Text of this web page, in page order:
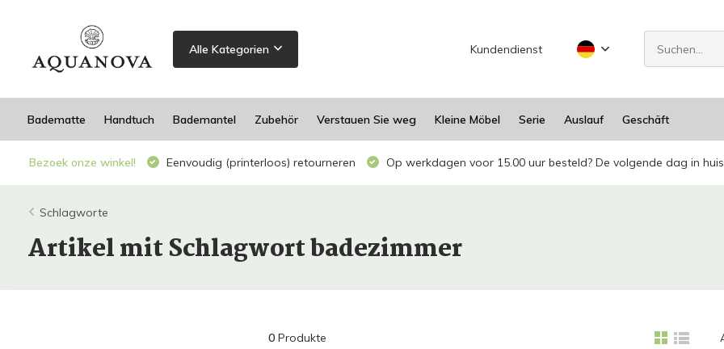
Alle Kategorien Kundendienst
Badematte Handtuch Bademantel Zubehör Verstauen Sie weg Kleine Möbel Serie Auslauf Geschäft
Bezoek onze winkel! Eenvoudig (printerloos) retourneren Op werkdagen voor 15.00 uur besteld? De volgende dag in
Schlagworte
Artikel mit Schlagwort badezimmer
0Produkte